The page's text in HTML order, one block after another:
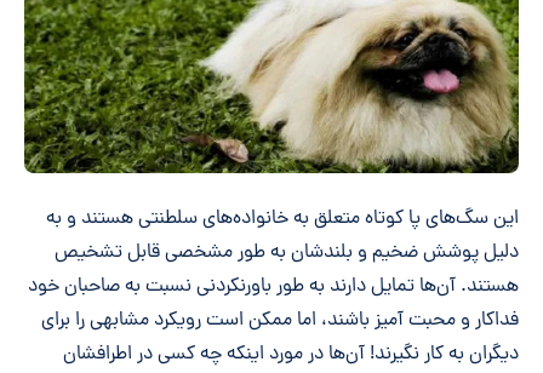
این سگ‌های پا کوتاه متعلق به خانواده‌های سلطنتی هستند و به
دلیل پوشش ضخیم و بلندشان به طور مشخصی قابل تشخیص
هستند. آن‌ها تمایل دارند به طور باورنکردنی نسبت به صاحبان خود
فداکار و محبت آمیز باشند، اما ممکن است رویکرد مشابهی را برای
دیگران به کار نگیرند! آن‌ها در مورد اینکه چه کسی در اطرافشان